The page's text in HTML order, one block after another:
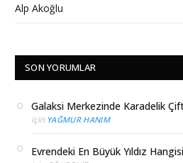
Alp Akoğlu
SON YORUMLAR
Galaksi Merkezinde Karadelik
için YAĞMUR HANIM
Evrendeki En Büyük Yıldız